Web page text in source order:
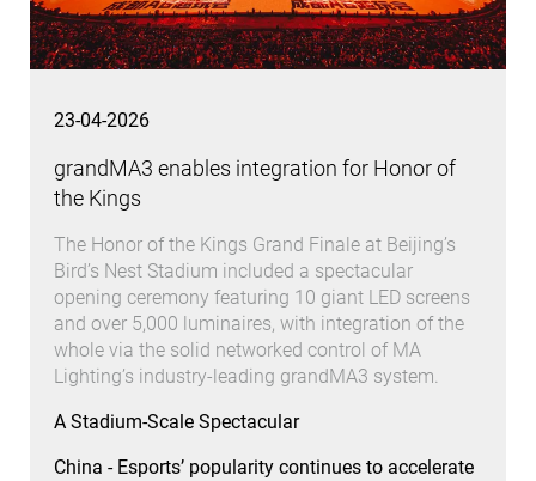
23-04-2026
grandMA3 enables integration for Honor of
the Kings
The Honor of the Kings Grand Finale at Beijing’s
Bird’s Nest Stadium included a spectacular
opening ceremony featuring 10 giant LED screens
and over 5,000 luminaires, with integration of the
whole via the solid networked control of MA
Lighting’s industry-leading grandMA3 system.
A Stadium-Scale Spectacular
China - Esports’ popularity continues to accelerate